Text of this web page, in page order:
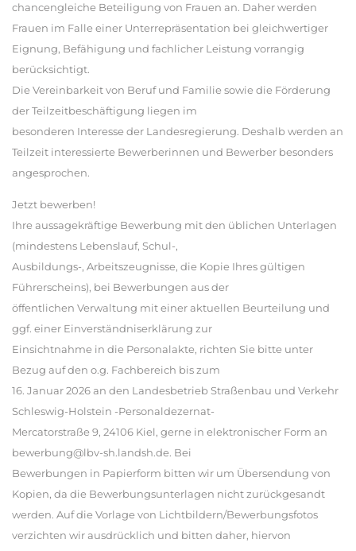
chancengleiche Beteiligung von Frauen an. Daher werden
Frauen im Falle einer Unterrepräsentation bei gleichwertiger
Eignung, Befähigung und fachlicher Leistung vorrangig
berücksichtigt.
Die Vereinbarkeit von Beruf und Familie sowie die Förderung
der Teilzeitbeschäftigung liegen im
besonderen Interesse der Landesregierung. Deshalb werden an
Teilzeit interessierte Bewerberinnen und Bewerber besonders
angesprochen.
Jetzt bewerben!
Ihre aussagekräftige Bewerbung mit den üblichen Unterlagen
(mindestens Lebenslauf, Schul-,
Ausbildungs-, Arbeitszeugnisse, die Kopie Ihres gültigen
Führerscheins), bei Bewerbungen aus der
öffentlichen Verwaltung mit einer aktuellen Beurteilung und
ggf. einer Einverständniserklärung zur
Einsichtnahme in die Personalakte, richten Sie bitte unter
Bezug auf den o.g. Fachbereich bis zum
16. Januar 2026 an den Landesbetrieb Straßenbau und Verkehr
Schleswig-Holstein -Personaldezernat-
Mercatorstraße 9, 24106 Kiel, gerne in elektronischer Form an
bewerbung@lbv-sh.landsh.de. Bei
Bewerbungen in Papierform bitten wir um Übersendung von
Kopien, da die Bewerbungsunterlagen nicht zurückgesandt
werden. Auf die Vorlage von Lichtbildern/Bewerbungsfotos
verzichten wir ausdrücklich und bitten daher, hiervon